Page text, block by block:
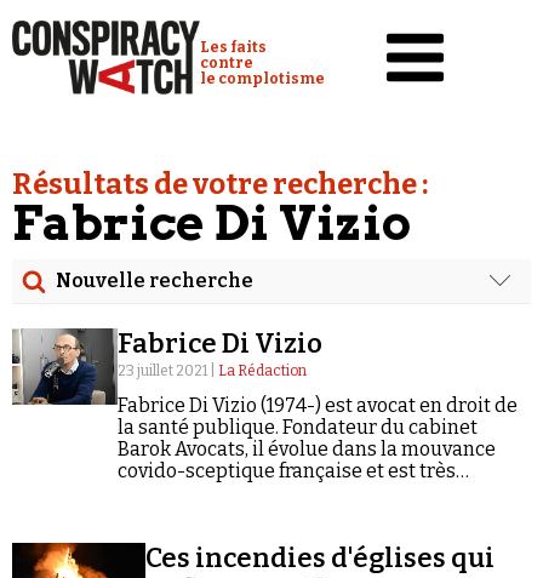
Conspiracy Watch :
Les faits
contre
le complotisme
Analyses
Conspipédia
Vidéos
Émissions
Revues de presse
Newsletter
Faire un don
Se connecter
Résultats de votre recherche :
Fabrice Di Vizio
Nouvelle recherche
Date
Rechercher dans tous les contenus
Cibler votre recherche
Fabrice Di Vizio
23 juillet 2021 | La Rédaction
Fabrice Di Vizio (1974-) est avocat en droit de
la santé publique. Fondateur du cabinet
Barok Avocats, il évolue dans la mouvance
covido-sceptique française et est très
Ces incendies d'églises qui